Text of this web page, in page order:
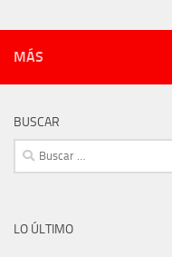
MÁS
BUSCAR
Buscar:
LO ÚLTIMO